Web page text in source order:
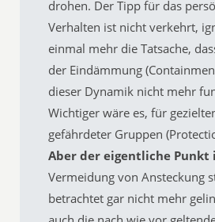
drohen. Der Tipp für das
Verhalten ist nicht verkehrt,
einmal mehr die Tatsache,
der Eindämmung
dieser Dynamik nicht mehr
Wichtiger wäre es, für
gefährdeter Gruppen
Aber der eigentliche Punkt
Vermeidung von Ansteckung
betrachtet gar nicht mehr